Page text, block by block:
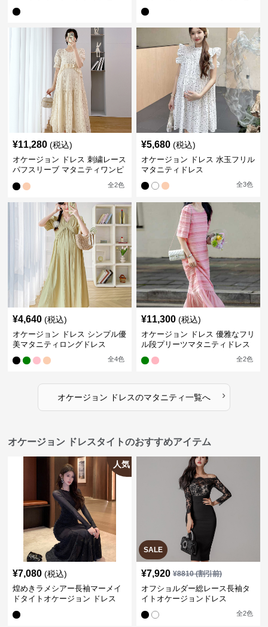
¥11,280 (税込)
オケージョン ドレス 刺繍レース
パフスリーブ マタニティワンピ
全2色
¥5,680 (税込)
オケージョン ドレス 水玉フリル
マタニティドレス
全3色
¥4,640 (税込)
オケージョン ドレス シンプル優
美マタニティロングドレス
全4色
¥11,300 (税込)
オケージョン ドレス 優雅なフリ
ル段プリーツマタニティドレス
全2色
オケージョン ドレスのマタニティ一覧へ ›
オケージョン ドレスタイトのおすすめアイテム
人気
¥7,080 (税込)
煌めきラメシアー長袖マーメイ
ドタイトオケージョン ドレス
SALE
¥7,920 ¥8810(割引前)
オフショルダー総レース長袖タ
イトオケージョンドレス
全2色